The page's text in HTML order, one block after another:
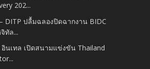
202...
DITP ปลื้มฉลองปิดฉากงาน BIDC
ทัล...
อินเทล เปิดสนามแข่งขัน Thailand